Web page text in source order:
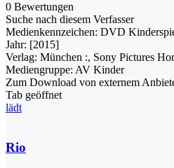
0 Bewertungen
Suche nach diesem Verfasser
Medienkennzeichen: DVD
Jahr: [2015]
Verlag: München :, Sony Pictures
Mediengruppe: AV Kinder
Zum Download von externem
Tab geöffnet
lädt
Rio